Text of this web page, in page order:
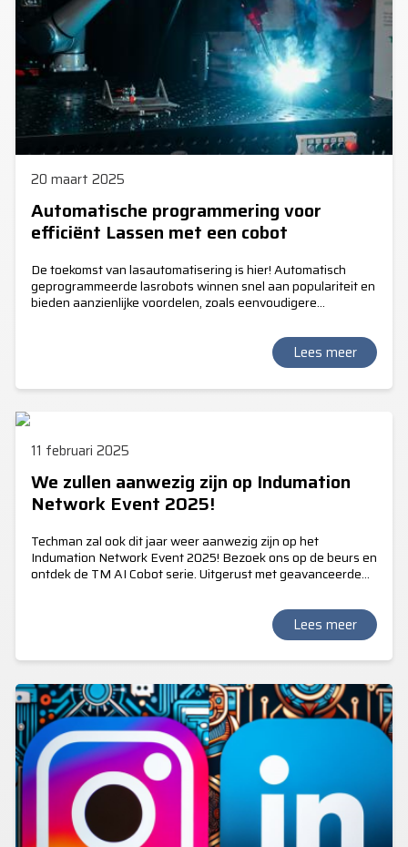
20 maart 2025
Automatische programmering voor
efficiënt Lassen met een cobot
De toekomst van lasautomatisering is hier! Automatisch
geprogrammeerde lasrobots winnen snel aan populariteit en
bieden aanzienlijke voordelen, zoals eenvoudigere
diepgaande ervaring nodig is. Nu is deze innovatieve
technologie ook beschikbaar voor de cobots van Techman!
Lees meer
11 februari 2025
We zullen aanwezig zijn op Indumation
Network Event 2025!
Techman zal ook dit jaar weer aanwezig zijn op het
Indumation Network Event 2025! Bezoek ons op de beurs en
ontdek de TM AI Cobot serie. Uitgerust met geavanceerde
ongeëvenaarde efficiëntie en precisie voor uw
Lees meer